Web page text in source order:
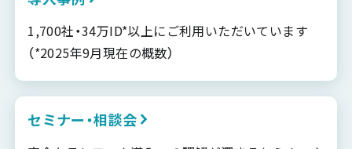
1,700社・34万ID*以上にご利用いただいています
（*2025年9月現在の概数）
セミナー・相談会